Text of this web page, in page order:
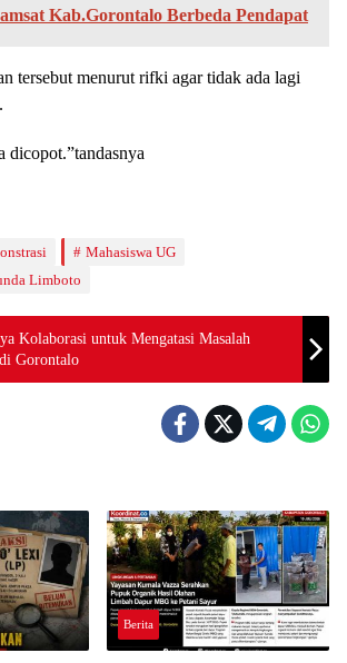
Kab.Gorontalo Berbeda Pendapat
tersebut menurut rifki agar tidak ada lagi
dicopot.”tandasnya
Mahasiswa UG
Limboto
Kolaborasi untuk Mengatasi Masalah
Gorontalo
Berita